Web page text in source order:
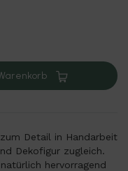
Detail in Handarbeit
Dekofigur zugleich.
hervorragend